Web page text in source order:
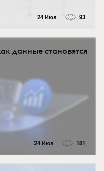
24 Июл 93
данные становятся
24 Июл 181